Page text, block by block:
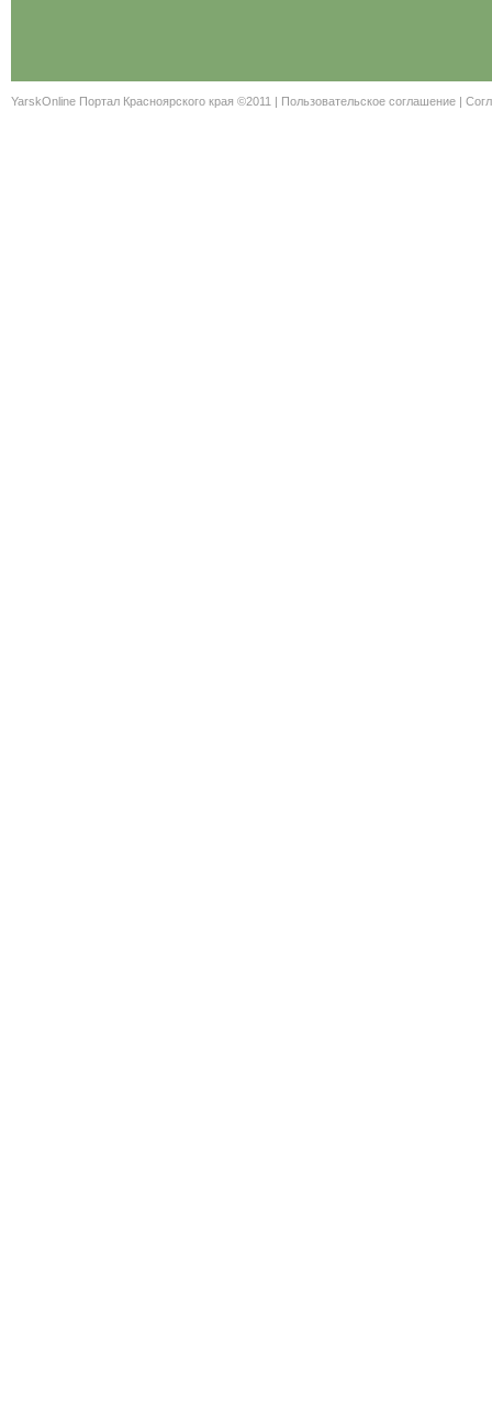
YarskOnline Портал Красноярского края ©2011 | Пользовательское соглашение |